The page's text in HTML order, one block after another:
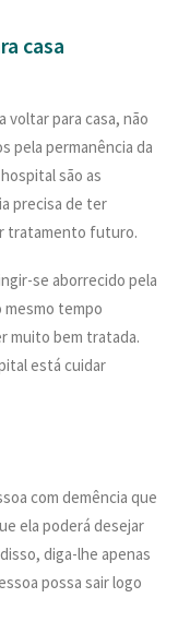
casa
voltar para casa, não
pela permanência da
são as
precisa de ter
tratamento futuro.
se aborrecido pela
mesmo tempo
muito bem tratada.
está cuidar
com demência que
ela poderá desejar
diga-lhe apenas
possa sair logo